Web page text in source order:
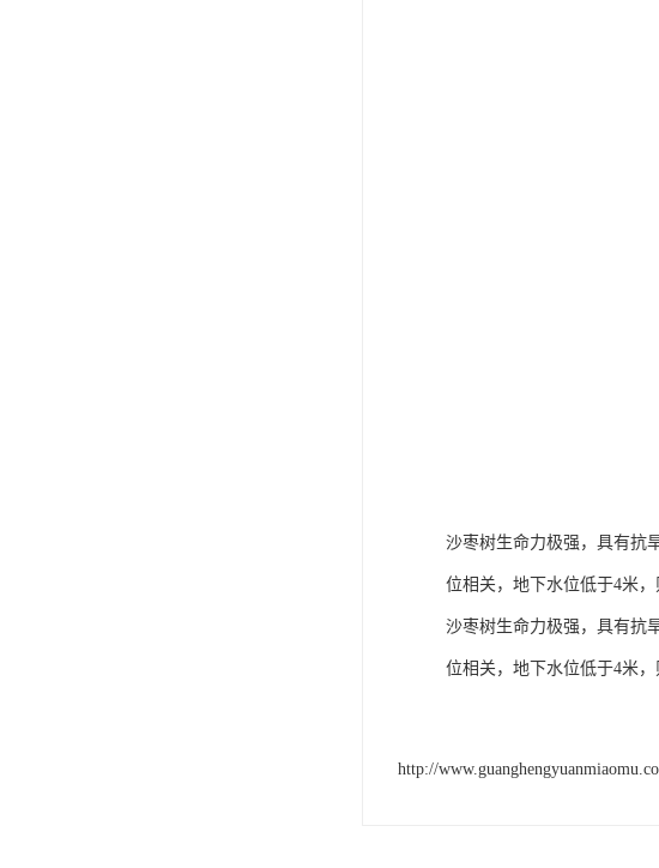
沙枣树生命力极强，具有抗
位相关，地下水位低于4米，
沙枣树生命力极强，具有抗
位相关，地下水位低于4米，
http://